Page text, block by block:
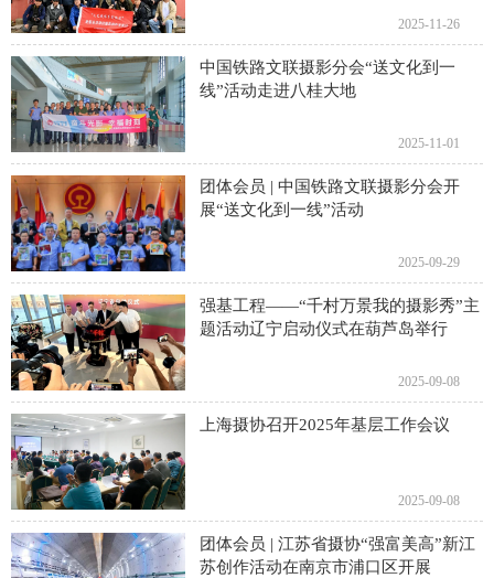
2025-11-26
中国铁路文联摄影分会“送文化到一
线”活动走进八桂大地
2025-11-01
团体会员 | 中国铁路文联摄影分会开
展“送文化到一线”活动
2025-09-29
强基工程——“千村万景我的摄影秀”主
题活动辽宁启动仪式在葫芦岛举行
2025-09-08
上海摄协召开2025年基层工作会议
2025-09-08
团体会员 | 江苏省摄协“强富美高”新江
苏创作活动在南京市浦口区开展